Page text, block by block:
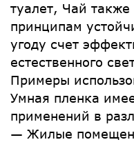
туалет, Чай также
принципам
угоду счет
естественного
Примеры
Умная пленка
применений в
— Жилые